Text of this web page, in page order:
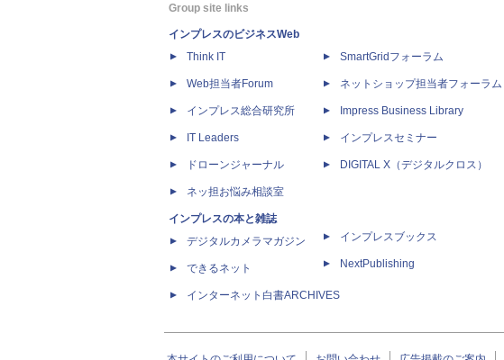
Group site links
インプレスのビジネスWeb
Think IT
Web担当者Forum
インプレス総合研究所
IT Leaders
ドローンジャーナル
ネッ担お悩み相談室
インプレスの本と雑誌
デジタルカメラマガジン
できるネット
インターネット白書ARCHIVES
SmartGridフォーラム
ネットショップ担当者フォーラム
Impress Business Library
インプレスセミナー
DIGITAL X（デジタルクロス）
インプレスブックス
NextPublishing